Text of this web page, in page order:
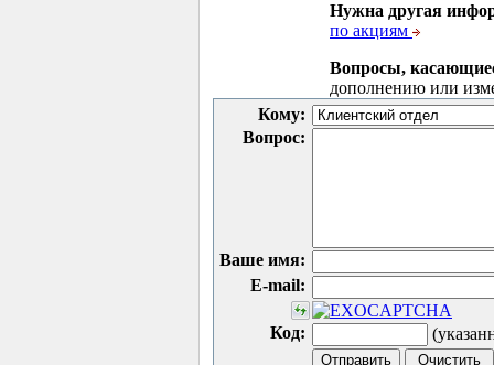
Нужна другая
по акциям
Вопросы,
дополнению или
Кому:
Вопрос:
Ваше имя:
E-mail:
Код: